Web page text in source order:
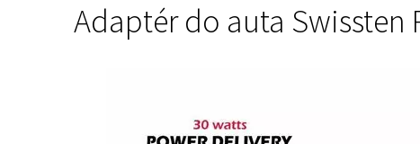
Adaptér do auta Swissten